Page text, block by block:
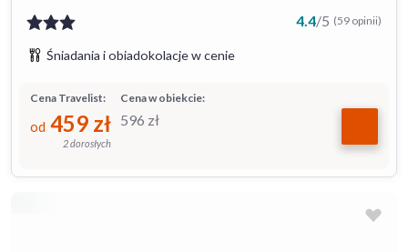
4.4/5 (59 opinii)
Śniadania i obiadokolacje w cenie
Cena w obiekcie:
596 zł
Cena Travelist:
od 459 zł
2 dorosłych